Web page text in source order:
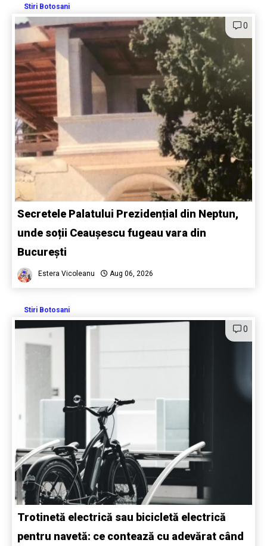
Stiri Botosani
0
Secretele Palatului Prezidențial din Neptun,
unde soții Ceaușescu fugeau vara din
București
Estera Vicoleanu Aug 06, 2026
Stiri Botosani
0
Trotinetă electrică sau bicicletă electrică
pentru navetă: ce contează cu adevărat când